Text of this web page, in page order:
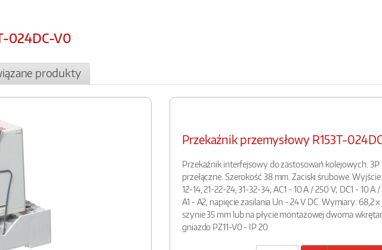
024DC-V0
produkty
Przekaźnik przemysłowy R153T-
Przekaźnik interfejsowy do zastosowań kolejowych:
przełączne. Szerokość 38 mm. Zaciski śrubowe.
12-14, 21-22-24, 31-32-34; AC1 - 10 A / 250 V; DC1 - 10 A
A1 - A2, napięcie zasilania Un - 24 V DC. Wymiary: 68,2
szynie 35 mm lub na płycie montażowej dwoma
gniazdo PZ11-V0 - IP 20.